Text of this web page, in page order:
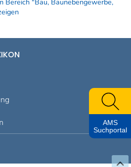
AMS
Suchportal